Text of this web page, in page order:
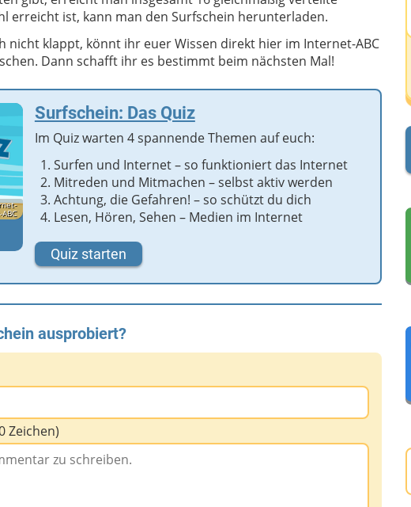
erreicht ist, kann man den Surfschein herunterladen.
nicht klappt, könnt ihr euer Wissen direkt hier im Internet-ABC
Dann schafft ihr es bestimmt beim nächsten Mal!
Surfschein: Das Quiz
Im Quiz warten 4 spannende Themen auf euch:
Surfen und Internet – so funktioniert das Internet
Mitreden und Mitmachen – selbst aktiv werden
Achtung, die Gefahren! – so schützt du dich
Lesen, Hören, Sehen – Medien im Internet
Quiz starten
ausprobiert?
Zeichen)